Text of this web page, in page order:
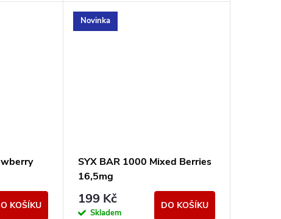
KOŠÍKU
Novinka
SYX BAR 1000 Mixed Berries
16,5mg
199 Kč
Skladem
DO KOŠÍKU